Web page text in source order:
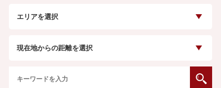
エリアを選択
現在地からの距離を選択